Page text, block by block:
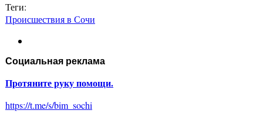
Теги:
Происшествия в Сочи
Социальная реклама
Протяните руку помощи.
https://t.me/s/bim_sochi